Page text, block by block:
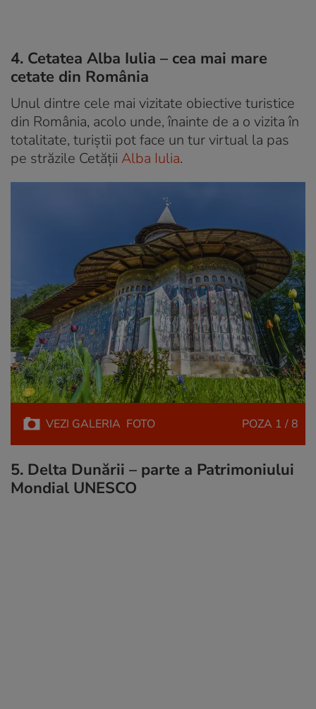
4. Cetatea Alba Iulia – cea mai mare
cetate din România
Unul dintre cele mai vizitate obiective turistice
din România, acolo unde, înainte de a o vizita în
totalitate, turiștii pot face un tur virtual la pas
pe străzile Cetății Alba Iulia.
VEZI GALERIA FOTO POZA 1 / 8
5. Delta Dunării – parte a Patrimoniului
Mondial UNESCO